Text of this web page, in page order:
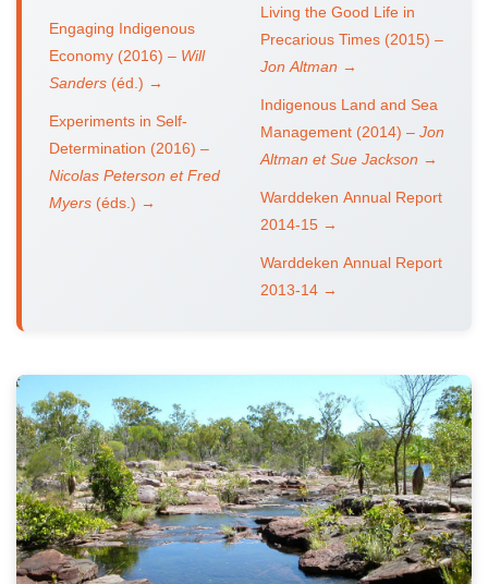
Engaging Indigenous
Economy (2016) – Will
Sanders (éd.) →
Experiments in Self-
Determination (2016) –
Nicolas Peterson et Fred
Myers (éds.) →
Living the Good Life in
Precarious Times (2015) –
Jon Altman →
Indigenous Land and Sea
Management (2014) – Jon
Altman et Sue Jackson →
Warddeken Annual Report
2014-15 →
Warddeken Annual Report
2013-14 →